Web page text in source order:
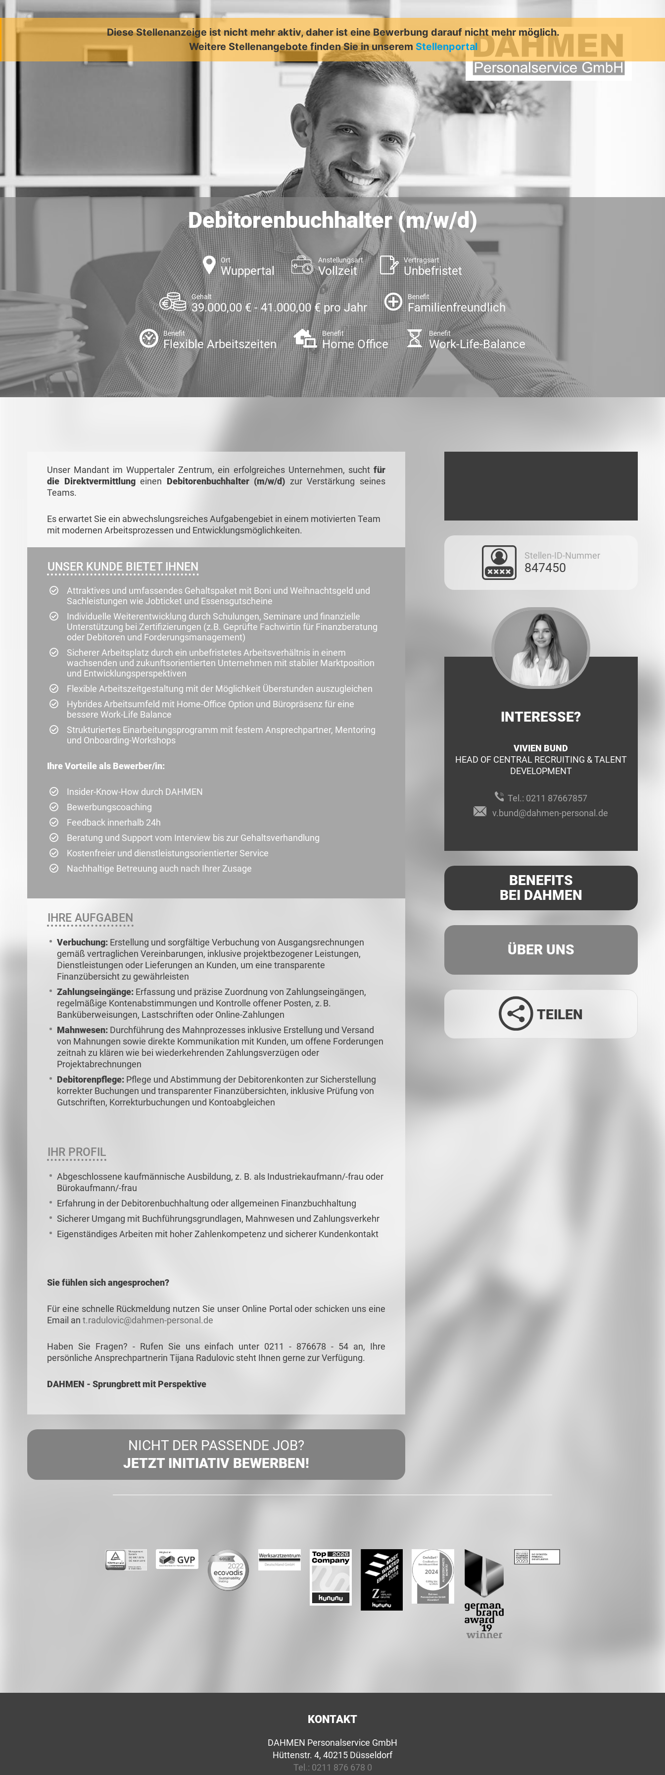
Diese Stellenanzeige ist nicht mehr aktiv, daher ist eine Bewerbung darauf nicht mehr möglich.
Weitere Stellenangebote finden Sie in unserem Stellenportal
Debitorenbuchhalter (m/w/d)
Ort
Wuppertal
Anstellungsart
Vollzeit
Vertragsart
Unbefristet
Gehalt
39.000,00 € - 41.000,00 € pro Jahr
Benefit
Familienfreundlich
Benefit
Flexible Arbeitszeiten
Benefit
Home Office
Benefit
Work-Life-Balance
Unser Mandant im Wuppertaler Zentrum, ein erfolgreiches Unternehmen, sucht für
die Direktvermittlungeinen Debitorenbuchhalter (m/w/d) zur Verstärkung seines
Teams.
Es erwartet Sie ein abwechslungsreiches Aufgabengebiet in einem motivierten Team
mit modernen Arbeitsprozessen und Entwicklungsmöglichkeiten.
UNSER KUNDE BIETET IHNEN
Attraktives und umfassendes Gehaltspaket mit Boni und Weihnachtsgeld und
Sachleistungen wie Jobticket und Essensgutscheine
Individuelle Weiterentwicklung durch Schulungen, Seminare und finanzielle
Unterstützung bei Zertifizierungen (z.B. Geprüfte Fachwirtin für Finanzberatung
oder Debitoren und Forderungsmanagement)
Sicherer Arbeitsplatz durch ein unbefristetes Arbeitsverhältnis in einem
wachsenden und zukunftsorientierten Unternehmen mit stabiler Marktposition
und Entwicklungsperspektiven
Flexible Arbeitszeitgestaltung mit der Möglichkeit Überstunden auszugleichen
Hybrides Arbeitsumfeld mit Home-Office Option und Büropräsenz für eine
bessere Work-Life Balance
Strukturiertes Einarbeitungsprogramm mit festem Ansprechpartner, Mentoring
und Onboarding-Workshops
Ihre Vorteile als Bewerber/in:
Insider-Know-How durch DAHMEN
Bewerbungscoaching
Feedback innerhalb 24h
Beratung und Support vom Interview bis zur Gehaltsverhandlung
Kostenfreier und dienstleistungsorientierter Service
Nachhaltige Betreuung auch nach Ihrer Zusage
IHRE AUFGABEN
Verbuchung: Erstellung und sorgfältige Verbuchung von Ausgangsrechnungen
gemäß vertraglichen Vereinbarungen, inklusive projektbezogener Leistungen,
Dienstleistungen oder Lieferungen an Kunden, um eine transparente
Finanzübersicht zu gewährleisten
Zahlungseingänge: Erfassung und präzise Zuordnung von Zahlungseingängen,
regelmäßige Kontenabstimmungen und Kontrolle offener Posten, z. B.
Banküberweisungen, Lastschriften oder Online-Zahlungen
Mahnwesen: Durchführung des Mahnprozesses inklusive Erstellung und Versand
von Mahnungen sowie direkte Kommunikation mit Kunden, um offene Forderungen
zeitnah zu klären wie bei wiederkehrenden Zahlungsverzügen oder
Projektabrechnungen
Debitorenpflege: Pflege und Abstimmung der Debitorenkonten zur Sicherstellung
korrekter Buchungen und transparenter Finanzübersichten, inklusive Prüfung von
Gutschriften, Korrekturbuchungen und Kontoabgleichen
IHR PROFIL
Abgeschlossene kaufmännische Ausbildung, z. B. als Industriekaufmann/-frau oder
Bürokaufmann/-frau
Erfahrung in der Debitorenbuchhaltung oder allgemeinen Finanzbuchhaltung
Sicherer Umgang mit Buchführungsgrundlagen, Mahnwesen und Zahlungsverkehr
Eigenständiges Arbeiten mit hoher Zahlenkompetenz und sicherer Kundenkontakt
Sie fühlen sich angesprochen?
Für eine schnelle Rückmeldung nutzen Sie unser Online Portal oder schicken uns eine
Email an t.radulovic@dahmen-personal.de
Haben Sie Fragen? - Rufen Sie uns einfach unter 0211 - 876678 - 54 an, Ihre
persönliche Ansprechpartnerin Tijana Radulovic steht Ihnen gerne zur Verfügung.
DAHMEN - Sprungbrett mit Perspektive
NICHT DER PASSENDE JOB?
JETZT INITIATIV BEWERBEN!
Stellen-ID-Nummer
847450
INTERESSE?
VIVIEN BUND
HEAD OF CENTRAL RECRUITING & TALENT
DEVELOPMENT
Tel.: 0211 87667857
v.bund@dahmen-personal.de
BENEFITS
BEI DAHMEN
ÜBER UNS
TEILEN
KONTAKT
DAHMEN Personalservice GmbH
Hüttenstr. 4, 40215 Düsseldorf
Tel.: 0211 876 678 0